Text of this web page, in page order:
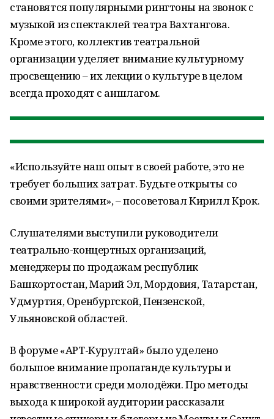
становятся популярными рингтоны на звонок с
музыкой из спектаклей театра Вахтангова.
Кроме этого, коллектив театральной
организации уделяет внимание культурному
просвещению – их лекции о культуре в целом
всегда проходят с аншлагом.
«Используйте наш опыт в своей работе, это не
требует больших затрат. Будьте открыты со
своими зрителями», – посоветовал Кирилл Крок.
Слушателями выступили руководители
театрально-концертных организаций,
менеджеры по продажам республик
Башкортостан, Марий Эл, Мордовия, Татарстан,
Удмуртия, Оренбургской, Пензенской,
Ульяновской областей.
В форуме «АРТ-Курултай» было уделено
большое внимание пропаганде культуры и
нравственности среди молодёжи. Про методы
выхода к широкой аудитории рассказали